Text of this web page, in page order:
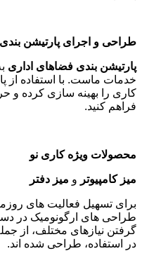
طراحی و اجرای پارتیشن
پارتیشن بندی فضاهای اداری
خدمات ماست. با استفاده از
کاری را بهینه سازی کرده و
فراهم کنید.
محصولات ویژه کاری نو
میز کامپیوتر و میز دفتر
برای تسهیل فعالیت های
طراحی های ارگونومیک در
گرفتن نیازهای مختلف، از
در استفاده، طراحی شده اند.